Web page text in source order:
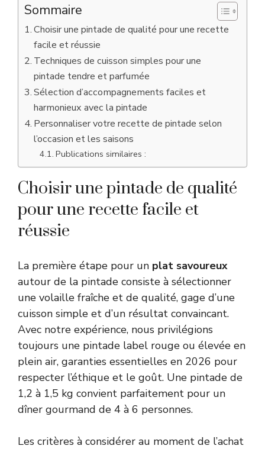
Sommaire
Choisir une pintade de qualité pour une recette
facile et réussie
Techniques de cuisson simples pour une
pintade tendre et parfumée
Sélection d’accompagnements faciles et
harmonieux avec la pintade
Personnaliser votre recette de pintade selon
l’occasion et les saisons
Publications similaires :
Choisir une pintade de qualité
pour une recette facile et
réussie
La première étape pour un plat savoureux
autour de la pintade consiste à sélectionner
une volaille fraîche et de qualité, gage d’une
cuisson simple et d’un résultat convaincant.
Avec notre expérience, nous privilégions
toujours une pintade label rouge ou élevée en
plein air, garanties essentielles en 2026 pour
respecter l’éthique et le goût. Une pintade de
1,2 à 1,5 kg convient parfaitement pour un
dîner gourmand de 4 à 6 personnes.
Les critères à considérer au moment de l’achat